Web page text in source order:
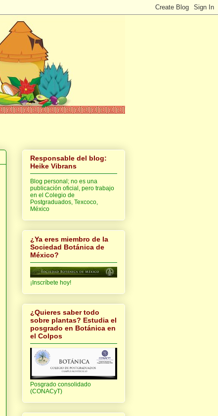
Responsable del blog:
Heike Vibrans
Blog personal; no es una
publicación oficial, pero trabajo
en el Colegio de
Postgraduados, Texcoco,
México
¿Ya eres miembro de la
Sociedad Botánica de
México?
¡Inscríbete hoy!
¿Quieres saber todo
sobre plantas? Estudia el
posgrado en Botánica en
el Colpos
Posgrado consolidado
(CONACyT)